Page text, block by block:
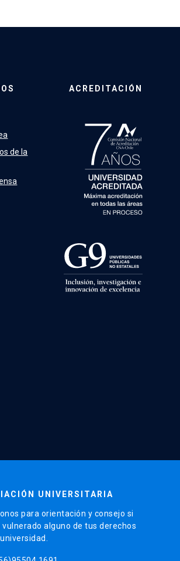
de la
ACREDITACIÓN
UNIVERSITARIA
para orientación y consejo si
vulnerado alguno de tus derechos